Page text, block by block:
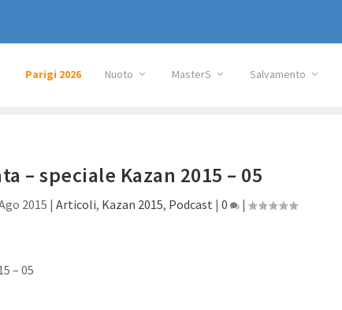
Parigi 2026 Nuoto MasterS Salvamento
– speciale Kazan 2015 – 05
2015 | Articoli, Kazan 2015, Podcast | 0 |